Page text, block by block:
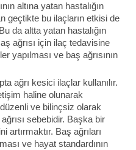
altına yatan hastalığın
geçtikte bu ilaçların etkisi de
da altta yatan hastalığın
ağrısı için ilaç tedavisine
yapılması ve baş ağrısının
ağrı kesici ilaçlar kullanılır.
haline olunarak
ve bilinçsiz olarak
sebebidir. Başka bir
Baş ağrıları
ve hayat standardının